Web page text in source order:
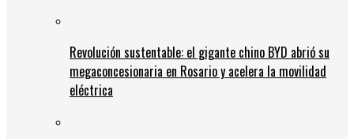
Revolución sustentable: el gigante chino BYD abrió su
megaconcesionaria en Rosario y acelera la movilidad
eléctrica